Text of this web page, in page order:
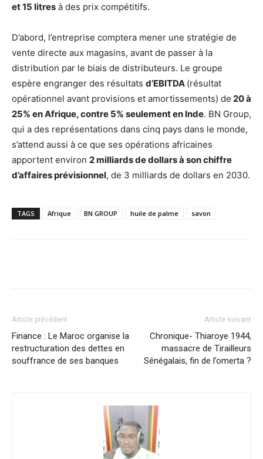
et 15 litres à des prix compétitifs.
D’abord, l’entreprise comptera mener une stratégie de
vente directe aux magasins, avant de passer à la
distribution par le biais de distributeurs. Le groupe
espère engranger des résultats d’EBITDA (résultat
opérationnel avant provisions et amortissements) de 20 à
25% en Afrique, contre 5% seulement en Inde. BN Group,
qui a des représentations dans cinq pays dans le monde,
s’attend aussi à ce que ses opérations africaines
apportent environ 2 milliards de dollars à son chiffre
d’affaires prévisionnel, de 3 milliards de dollars en 2030.
TAGS Afrique BN GROUP huile de palme savon
Article précédent
Finance : Le Maroc organise la
restructuration des dettes en
souffrance de ses banques
Article suivant
Chronique- Thiaroye 1944,
massacre de Tirailleurs
Sénégalais, fin de l’omerta ?